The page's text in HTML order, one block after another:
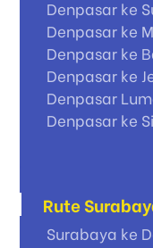
Denpasar ke
Denpasar ke
Denpasar ke
Denpasar ke
Denpasar
Denpasar ke
Rute
Surabaya ke